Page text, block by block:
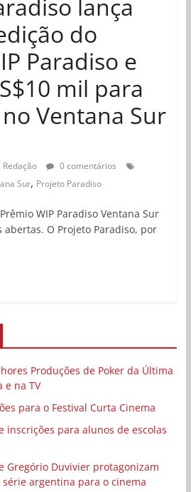
lança
do
Paradiso e
mil para
Ventana Sur
Redação
0 comentários
Sur, Projeto Paradiso
WIP Paradiso Ventana Sur
abertas. O Projeto Paradiso, por
Produções de Poker da Última
e na TV
para o Festival Curta Cinema
inscrições para alunos de escolas
Gregório Duvivier protagonizam
argentina para o cinema